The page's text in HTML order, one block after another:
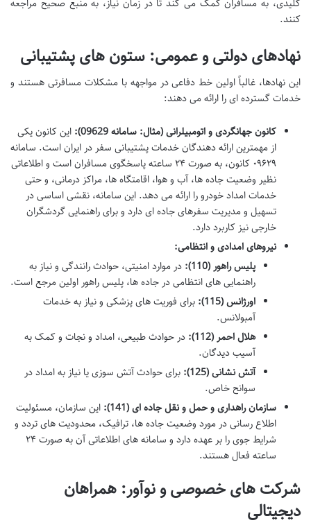
کلیدی، به مسافران کمک می کند تا در زمان نیاز، به منبع صحیح مراجعه
کنند.
نهادهای دولتی و عمومی: ستون های پشتیبانی
این نهادها، غالباً اولین خط دفاعی در مواجهه با مشکلات مسافرتی هستند و
خدمات گسترده ای را ارائه می دهند:
کانون جهانگردی و اتومبیلرانی (مثال: سامانه 09629):
این کانون یکی
از مهمترین ارائه دهندگان خدمات پشتیبانی سفر در ایران است. سامانه
۰۹۶۲۹ کانون، به صورت ۲۴ ساعته پاسخگوی مسافران است و اطلاعاتی
نظیر وضعیت جاده ها، آب و هوا، اقامتگاه ها، مراکز درمانی، و حتی
خدمات امداد خودرو را ارائه می دهد. این سامانه، نقشی اساسی در
تسهیل و مدیریت سفرهای جاده ای دارد و برای راهنمایی گردشگران
خارجی نیز کاربرد دارد.
نیروهای امدادی و انتظامی:
پلیس راهور (110):
در موارد امنیتی، حوادث رانندگی و نیاز به
راهنمایی های انتظامی در جاده ها، پلیس راهور اولین مرجع است.
اورژانس (115):
برای فوریت های پزشکی و نیاز به خدمات
آمبولانس.
هلال احمر (112):
در حوادث طبیعی، امداد و نجات و کمک به
آسیب دیدگان.
آتش نشانی (125):
برای حوادث آتش سوزی یا نیاز به امداد در
سوانح خاص.
سازمان راهداری و حمل و نقل جاده ای (141):
این سازمان، مسئولیت
اطلاع رسانی در مورد وضعیت جاده ها، ترافیک، محدودیت های تردد و
شرایط جوی را بر عهده دارد و سامانه های اطلاعاتی آن به صورت ۲۴
ساعته فعال هستند.
شرکت های خصوصی و نوآور: همراهان
دیجیتالی